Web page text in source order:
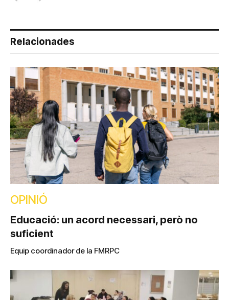
Relacionades
OPINIÓ
Educació: un acord necessari, però no
suficient
Equip coordinador de la FMRPC